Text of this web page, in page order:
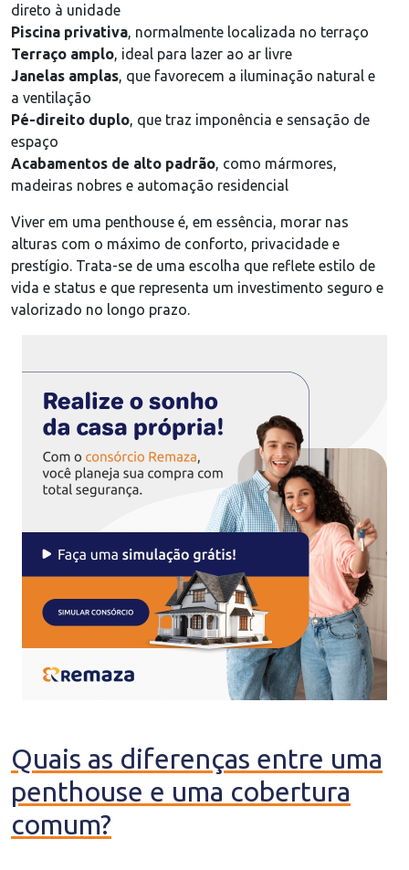
direto à unidade
Piscina privativa, normalmente localizada no terraço
Terraço amplo, ideal para lazer ao ar livre
Janelas amplas, que favorecem a iluminação natural e
a ventilação
Pé-direito duplo, que traz imponência e sensação de
espaço
Acabamentos de alto padrão, como mármores,
madeiras nobres e automação residencial
Viver em uma penthouse é, em essência, morar nas
alturas com o máximo de conforto, privacidade e
prestígio. Trata-se de uma escolha que reflete estilo de
vida e status e que representa um investimento seguro e
valorizado no longo prazo.
Quais as diferenças entre uma
penthouse e uma cobertura
comum?